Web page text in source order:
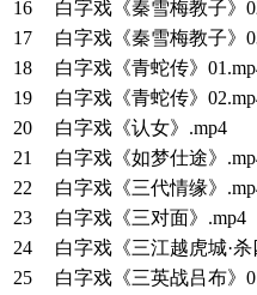
16
白字戏《秦雪梅教子》
17
白字戏《秦雪梅教子》
18
白字戏《青蛇传》
19
白字戏《青蛇传》
20
白字戏《认女》.mp4
21
白字戏《如梦仕途》
22
白字戏《三代情缘》
23
白字戏《三对面》.mp4
24
白字戏《三江越虎城·杀
25
白字戏《三英战吕布》